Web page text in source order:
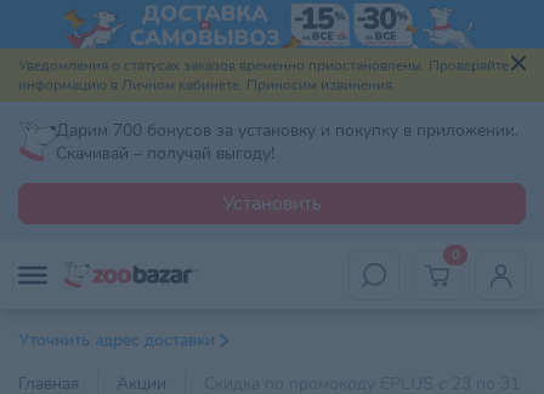
Уведомления о статусах заказов временно приостановлены. Проверяйте
информацию в Личном кабинете. Приносим извинения.
Дарим 700 бонусов за установку и покупку в приложении.
Скачивай – получай выгоду!
Установить
0
Уточнить адрес доставки
Главная
Акции